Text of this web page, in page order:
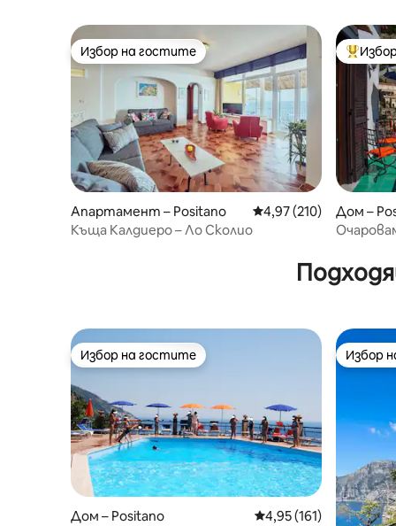
Избор на гостите
Избор на гостите
Апартамент – Positano Средна оценка: 4,97
4,97 (210)
Къща Калдиеро – Ло Сколио
Най-
Дом –
Избор на гостите
Избор на гостите
Дом – Positano Средна оценка: 4,95
4,95 (161)
Избор
Избор